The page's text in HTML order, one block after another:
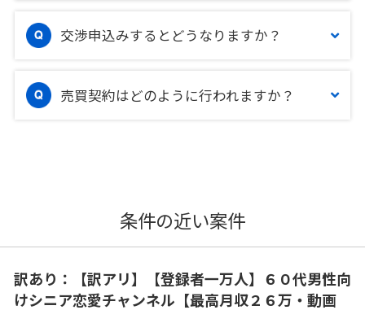
交渉申込みするとどうなりますか？
売買契約はどのように行われますか？
条件の近い案件
訳あり：【訳アリ】【登録者一万人】６０代男性向
けシニア恋愛チャンネル【最高月収２６万・動画